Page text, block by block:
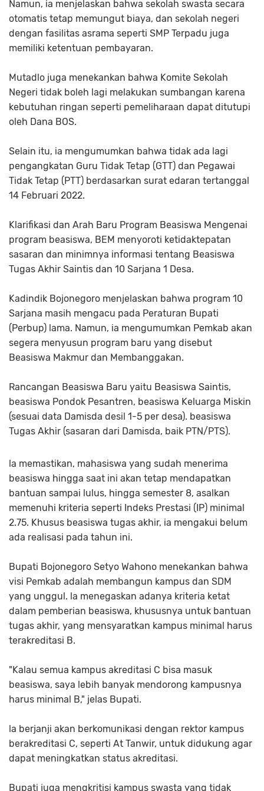
Namun, ia menjelaskan bahwa sekolah swasta secara
otomatis tetap memungut biaya, dan sekolah negeri
dengan fasilitas asrama seperti SMP Terpadu juga
memiliki ketentuan pembayaran.
Mutadlo juga menekankan bahwa Komite Sekolah
Negeri tidak boleh lagi melakukan sumbangan karena
kebutuhan ringan seperti pemeliharaan dapat ditutupi
oleh Dana BOS.
Selain itu, ia mengumumkan bahwa tidak ada lagi
pengangkatan Guru Tidak Tetap (GTT) dan Pegawai
Tidak Tetap (PTT) berdasarkan surat edaran tertanggal
14 Februari 2022.
Klarifikasi dan Arah Baru Program Beasiswa Mengenai
program beasiswa, BEM menyoroti ketidaktepatan
sasaran dan minimnya informasi tentang Beasiswa
Tugas Akhir Saintis dan 10 Sarjana 1 Desa.
Kadindik Bojonegoro menjelaskan bahwa program 10
Sarjana masih mengacu pada Peraturan Bupati
(Perbup) lama. Namun, ia mengumumkan Pemkab akan
segera menyusun program baru yang disebut
Beasiswa Makmur dan Membanggakan.
Rancangan Beasiswa Baru yaitu Beasiswa Saintis,
beasiswa Pondok Pesantren, beasiswa Keluarga Miskin
(sesuai data Damisda desil 1-5 per desa). beasiswa
Tugas Akhir (sasaran dari Damisda, baik PTN/PTS).
la memastikan, mahasiswa yang sudah menerima
beasiswa hingga saat ini akan tetap mendapatkan
bantuan sampai lulus, hingga semester 8, asalkan
memenuhi kriteria seperti Indeks Prestasi (IP) minimal
2.75. Khusus beasiswa tugas akhir, ia mengakui belum
ada realisasi pada tahun ini.
Bupati Bojonegoro Setyo Wahono menekankan bahwa
visi Pemkab adalah membangun kampus dan SDM
yang unggul. la menegaskan adanya kriteria ketat
dalam pemberian beasiswa, khususnya untuk bantuan
tugas akhir, yang mensyaratkan kampus minimal harus
terakreditasi B.
"Kalau semua kampus akreditasi C bisa masuk
beasiswa, saya lebih banyak mendorong kampusnya
harus minimal B," jelas Bupati.
la berjanji akan berkomunikasi dengan rektor kampus
berakreditasi C, seperti At Tanwir, untuk didukung agar
dapat meningkatkan status akreditasi.
Bupati juga mengkritisi kampus swasta yang tidak